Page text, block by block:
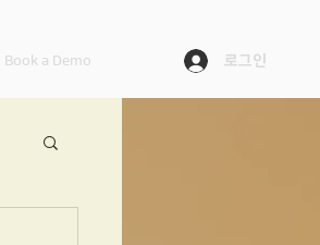
Book a Demo 로그인